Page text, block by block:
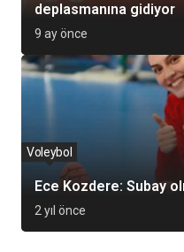
deplasmanına gidiyor
9 ay önce
Ece Kozdere: Subay
Voleybol
2 yıl önce